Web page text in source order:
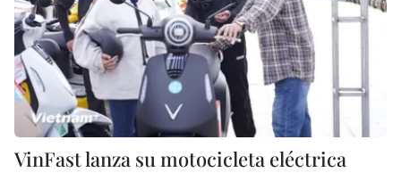
VinFast lanza su motocicleta eléctrica